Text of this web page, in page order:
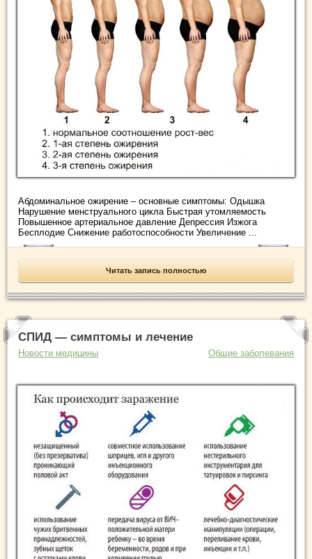
Абдоминальное ожирение – основные симптомы: Одышка
Нарушение менструального цикла Быстрая утомляемость
Повышенное артериальное давление Депрессия Изжога
Бесплодие Снижение работоспособности Увеличение ...
Читать запись полностью
СПИД — симптомы и лечение
Новости медицины Общие заболевания